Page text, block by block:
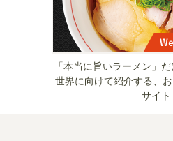
「本当に旨いラーメン」
世界に向けて紹介する、
サイト